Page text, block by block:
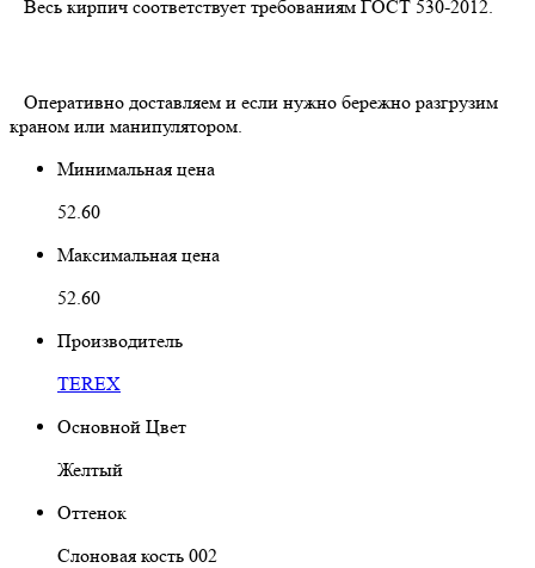
Весь кирпич соответствует требованиям ГОСТ 530-2012.
Оперативно доставляем и если нужно бережно разгрузим
краном или манипулятором.
Минимальная цена
52.60
Максимальная цена
52.60
Производитель
TEREX
Основной Цвет
Желтый
Оттенок
Слоновая кость 002